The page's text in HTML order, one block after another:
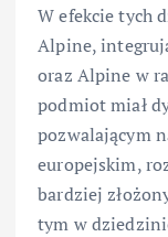
W efekcie tych
Alpine,
oraz Alpine w
podmiot miał
pozwalającym
europejskim,
bardziej
tym w